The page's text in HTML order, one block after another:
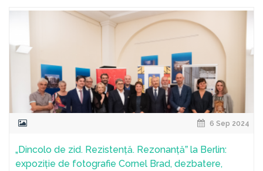
6 Sep 2024
„Dincolo de zid. Rezistență. Rezonanțăˮ la Berlin:
expoziție de fotografie Cornel Brad, dezbatere,